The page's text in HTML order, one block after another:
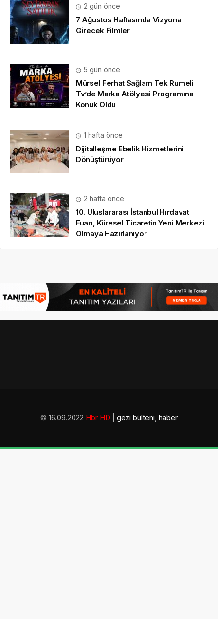
2 gün önce
7 Ağustos Haftasında Vizyona
Girecek Filmler
5 gün önce
Mürsel Ferhat Sağlam Tek Rumeli
Tv’de Marka Atölyesi Programına
Konuk Oldu
1 hafta önce
Dijitalleşme Ebelik Hizmetlerini
Dönüştürüyor
2 hafta önce
10. Uluslararası İstanbul Hırdavat
Fuarı, Küresel Ticaretin Yeni Merkezi
Olmaya Hazırlanıyor
© 16.09.2022 Hbr HD gezi bülteni, haber